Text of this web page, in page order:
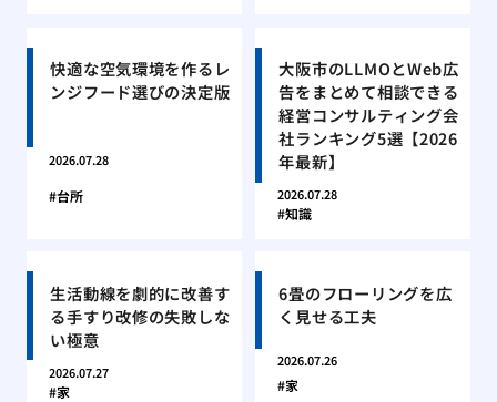
快適な空気環境を作るレ
ンジフード選びの決定版
2026.07.28
台所
大阪市のLLMOとWeb広
告をまとめて相談できる
経営コンサルティング会
社ランキング5選【2026
年最新】
2026.07.28
知識
生活動線を劇的に改善す
る手すり改修の失敗しな
い極意
2026.07.27
家
6畳のフローリングを広
く見せる工夫
2026.07.26
家